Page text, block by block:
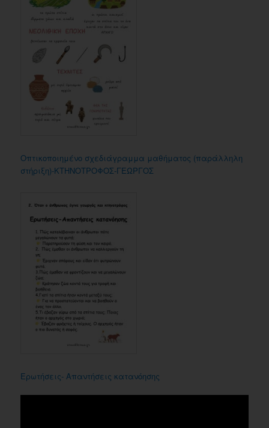
Οπτικοποιημένο σχεδιάγραμμα μαθήματος (παράλληλη
στήριξη)-ΚΤΗΝΟΤΡΟΦΟΣ-ΓΕΩΡΓΟΣ
Ερωτήσεις- Απαντήσεις κατανόησης